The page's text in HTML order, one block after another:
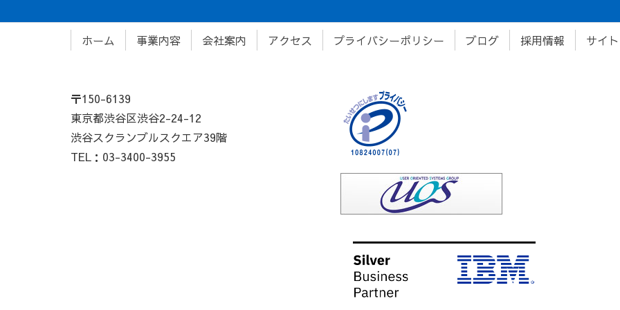
ホーム 事業内容 会社案内 アクセス プライバシーポリシー ブログ 採用情報 サイ
〒150-6139
東京都渋谷区渋谷2-24-12
渋谷スクランブルスクエア39階
TEL：03-3400-3955